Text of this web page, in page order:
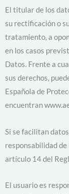
El titular de los
su rectificación o
tratamiento, a
en los casos
Datos. Frente a
sus derechos,
Española de
encuentran
Si se facilitan
responsabilidad
artículo 14 del
El usuario es